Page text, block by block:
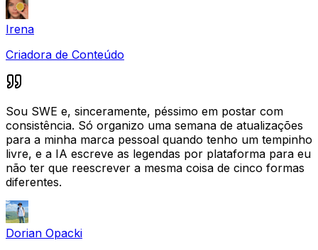
Irena
Criadora de Conteúdo
Sou SWE e, sinceramente, péssimo em postar com
consistência. Só organizo uma semana de atualizações
para a minha marca pessoal quando tenho um tempinho
livre, e a IA escreve as legendas por plataforma para eu
não ter que reescrever a mesma coisa de cinco formas
diferentes.
Dorian Opacki